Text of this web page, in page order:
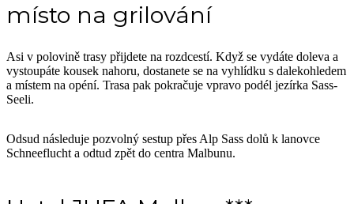
místo na grilování
Asi v polovině trasy přijdete na rozdcestí. Když se vydáte doleva a
vystoupáte kousek nahoru, dostanete se na vyhlídku s dalekohledem
a místem na opéní. Trasa pak pokračuje vpravo podél jezírka Sass-
Seeli.
Odsud následuje pozvolný sestup přes Alp Sass dolů k lanovce
Schneeflucht a odtud zpět do centra Malbunu.